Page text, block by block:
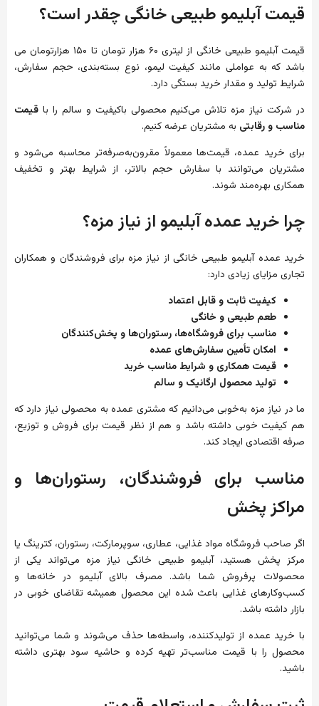
قیمت آبلیمو طبیعی خانگی چقدر است؟
قیمت آبلیمو طبیعی خانگی از لیتری ۶۰ هزار تومان تا ۱۵۰ هزارتومان می
باشد که به عواملی مانند کیفیت لیمو، نوع بسته‌بندی، حجم سفارش،
شرایط تولید و مقدار خرید بستگی دارد.
در شرکت نیاز مزه تلاش می‌کنیم محصولی باکیفیت و سالم را با قیمت
مناسب و رقابتی به مشتریان عرضه کنیم.
برای خرید عمده، قیمت‌ها معمولاً مقرون‌به‌صرفه‌تر محاسبه می‌شود و
مشتریان می‌توانند با سفارش حجم بالاتر، از شرایط بهتر و تخفیف
همکاری بهره‌مند شوند.
چرا خرید عمده آبلیمو از نیاز مزه؟
خرید عمده آبلیمو طبیعی خانگی از نیاز مزه برای فروشندگان و همکاران
تجاری مزایای زیادی دارد:
کیفیت ثابت و قابل اعتماد
طعم طبیعی و خانگی
مناسب برای فروشگاه‌ها، رستوران‌ها و پخش‌کنندگان
امکان تأمین سفارش‌های عمده
قیمت همکاری و شرایط مناسب خرید
تولید محصول ارگانیک و سالم
ما در نیاز مزه به‌خوبی می‌دانیم که مشتری عمده به محصولی نیاز دارد که
هم کیفیت خوبی داشته باشد و هم از نظر قیمت برای فروش و توزیع،
صرفه اقتصادی ایجاد کند.
مناسب برای فروشندگان، رستوران‌ها و
مراکز پخش
اگر صاحب فروشگاه مواد غذایی، عطاری، سوپرمارکت، رستوران، کترینگ یا
مرکز پخش هستید، آبلیمو طبیعی خانگی نیاز مزه می‌تواند یکی از
محصولات پرفروش شما باشد. مصرف بالای آبلیمو در خانه‌ها و
کسب‌وکارهای غذایی باعث شده این محصول همیشه تقاضای خوبی در
بازار داشته باشد.
با خرید عمده از تولیدکننده، واسطه‌ها حذف می‌شوند و شما می‌توانید
محصول را با قیمت مناسب‌تر تهیه کرده و حاشیه سود بهتری داشته
باشید.